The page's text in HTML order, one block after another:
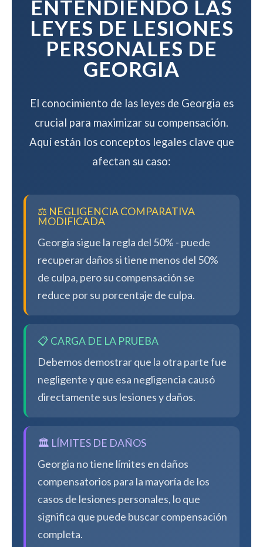
ENTENDIENDO LAS
LEYES DE LESIONES
PERSONALES DE
GEORGIA
El conocimiento de las leyes de Georgia es
crucial para maximizar su compensación.
Aquí están los conceptos legales clave que
afectan su caso:
⚖️ NEGLIGENCIA COMPARATIVA
MODIFICADA
Georgia sigue la regla del 50% - puede
recuperar daños si tiene menos del 50%
de culpa, pero su compensación se
reduce por su porcentaje de culpa.
📋 CARGA DE LA PRUEBA
Debemos demostrar que la otra parte fue
negligente y que esa negligencia causó
directamente sus lesiones y daños.
🏛️ LÍMITES DE DAÑOS
Georgia no tiene límites en daños
compensatorios para la mayoría de los
casos de lesiones personales, lo que
significa que puede buscar compensación
completa.